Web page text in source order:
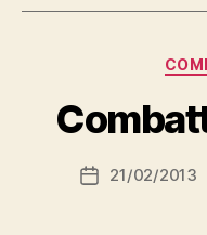
Date21/02/2013